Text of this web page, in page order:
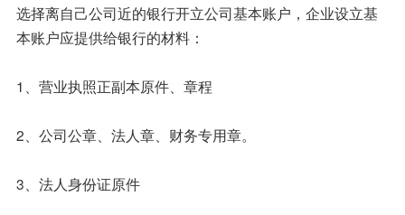
选择离自己公司近的银行开立公司基本账户，企业设立基
本账户应提供给银行的材料：
1、营业执照正副本原件、章程
2、公司公章、法人章、财务专用章。
3、法人身份证原件